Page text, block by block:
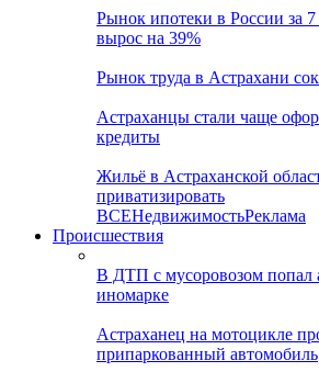
Рынок ипотеки в России за 7
вырос на 39%
Рынок труда в Астрахани
Астраханцы стали чаще
кредиты
Жильё в Астраханской
приватизировать
ВСЕНедвижимостьРеклама
Происшествия
В ДТП с мусоровозом попал
иномарке
Астраханец на мотоцикле
припаркованный автомобиль